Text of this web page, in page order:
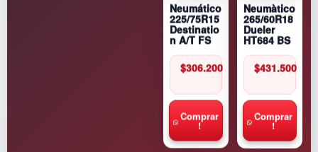
Neumático
225/75R15
Destinatio
n A/T FS
$306.200
Comprar
!
Neumàtico
265/60R18
Dueler
HT684 BS
$431.500
Comprar
!